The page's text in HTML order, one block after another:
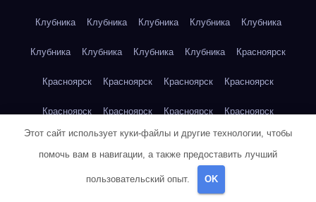
Клубника Клубника Клубника Клубника Клубника
Клубника Клубника Клубника Клубника Красноярск
Красноярск Красноярск Красноярск Красноярск
Красноярск Красноярск Красноярск Красноярск
Красноярск Красноярск Красноярск
Кукуруза
Этот сайт использует куки-файлы и другие технологии, чтобы
помочь вам в навигации, а также предоставить лучший
пользовательский опыт. OK